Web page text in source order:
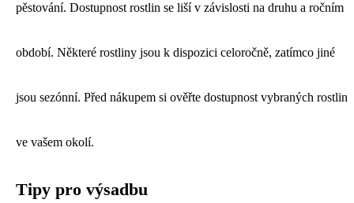
pěstování. Dostupnost rostlin se liší v závislosti na druhu a ročním
období. Některé rostliny jsou k dispozici celoročně, zatímco jiné
jsou sezónní. Před nákupem si ověřte dostupnost vybraných rostlin
ve vašem okolí.
Tipy pro výsadbu